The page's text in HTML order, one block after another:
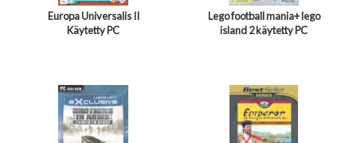
Europa Universalis II
Käytetty PC
Lego football mania+ lego
island 2 käytetty PC